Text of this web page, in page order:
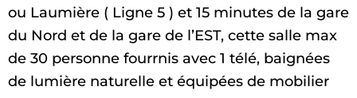
ou Laumière ( Ligne 5 ) et 15 minutes de la gare
du Nord et de la gare de l’EST, cette salle max
de 30 personne fourrnis avec 1 télé, baignées
de lumière naturelle et équipées de mobilier